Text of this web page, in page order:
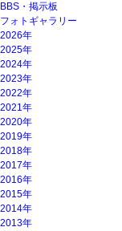
BBS・掲示板
フォトギャラリー
2026年
2025年
2024年
2023年
2022年
2021年
2020年
2019年
2018年
2017年
2016年
2015年
2014年
2013年